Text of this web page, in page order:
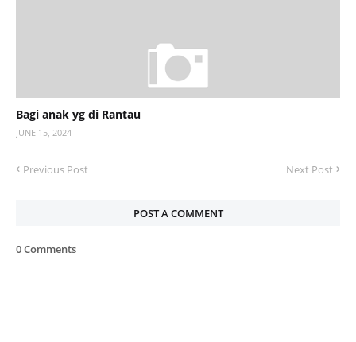
Bagi anak yg di Rantau
JUNE 15, 2024
Previous Post Next Post
POST A COMMENT
0 Comments